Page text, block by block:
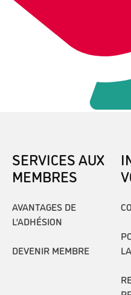
SERVICES AUX
MEMBRES
AVANTAGES DE
L’ADHÉSION
DEVENIR MEMBRE